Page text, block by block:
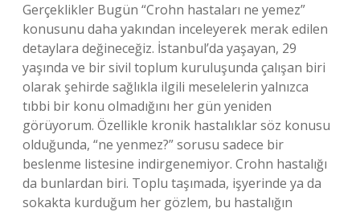
Gerçeklikler Bugün “Crohn hastaları ne yemez”
konusunu daha yakından inceleyerek merak edilen
detaylara değineceğiz. İstanbul’da yaşayan, 29
yaşında ve bir sivil toplum kuruluşunda çalışan biri
olarak şehirde sağlıkla ilgili meselelerin yalnızca
tıbbi bir konu olmadığını her gün yeniden
görüyorum. Özellikle kronik hastalıklar söz konusu
olduğunda, “ne yenmez?” sorusu sadece bir
beslenme listesine indirgenemiyor. Crohn hastalığı
da bunlardan biri. Toplu taşımada, işyerinde ya da
sokakta kurduğum her gözlem, bu hastalığın